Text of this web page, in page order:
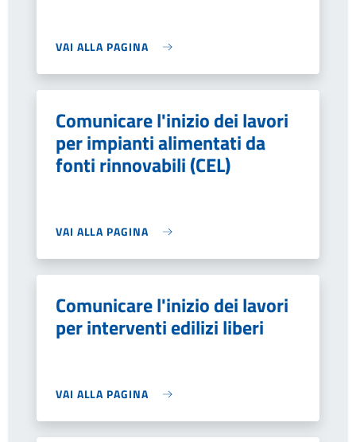
VAI ALLA PAGINA
Comunicare l'inizio dei lavori
per impianti alimentati da
fonti rinnovabili (CEL)
VAI ALLA PAGINA
Comunicare l'inizio dei lavori
per interventi edilizi liberi
VAI ALLA PAGINA